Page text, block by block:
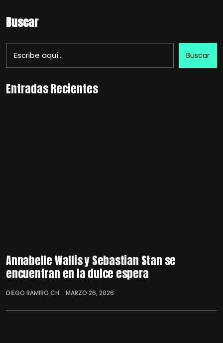
Buscar
Buscar
Entradas Recientes
Annabelle Wallis y Sebastian Stan se
encuentran en la dulce espera
DIEGO RAMIRO CH. MARZO 26, 2026